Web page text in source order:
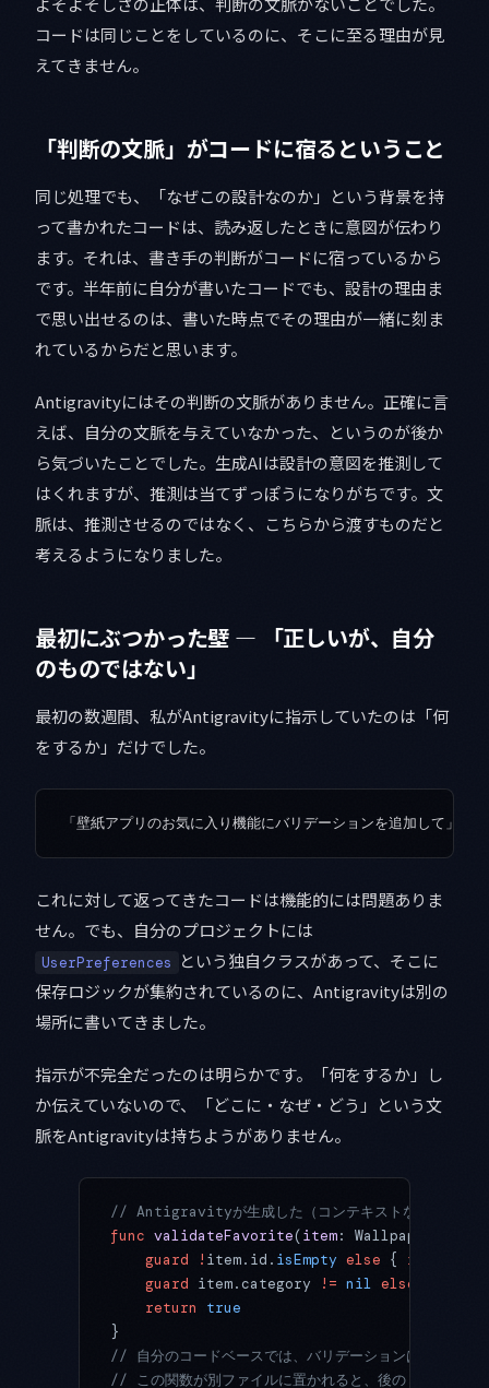
コードは同じことをしているのに、そこに至る理由が見
えてきません。
「判断の文脈」がコードに宿るということ
同じ処理でも、「なぜこの設計なのか」という背景を持
って書かれたコードは、読み返したときに意図が伝わり
ます。それは、書き手の判断がコードに宿っているから
です。半年前に自分が書いたコードでも、設計の理由ま
で思い出せるのは、書いた時点でその理由が一緒に刻ま
れているからだと思います。
Antigravityにはその判断の文脈がありません。正確に言
えば、自分の文脈を与えていなかった、というのが後か
ら気づいたことでした。生成AIは設計の意図を推測して
はくれますが、推測は当てずっぽうになりがちです。文
脈は、推測させるのではなく、こちらから渡すものだと
考えるようになりました。
最初にぶつかった壁 — 「正しいが、自分
のものではない」
最初の数週間、私がAntigravityに指示していたのは「何
をするか」だけでした。
これに対して返ってきたコードは機能的には問題ありま
せん。でも、自分のプロジェクトには
UserPreferences
という独自クラスがあって、そこに
保存ロジックが集約されているのに、Antigravityは別の
場所に書いてきました。
指示が不完全だったのは明らかです。「何をするか」し
か伝えていないので、「どこに・なぜ・どう」という文
脈をAntigravityは持ちようがありません。
// Antigravityが生成した（コンテキストなし指示）
func validateFavorite(item: WallpaperItem)
    guard
! item.id. isEmpty else { return
    guard
item.category != nil else
    return
true
}
// 自分のコードベースでは、バリデーションは
// この関数が別ファイルに置かれると、後のリファクタ